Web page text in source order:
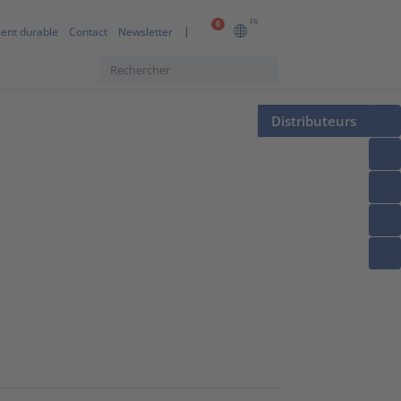
0 FR
durable Contact Newsletter
Distributeurs